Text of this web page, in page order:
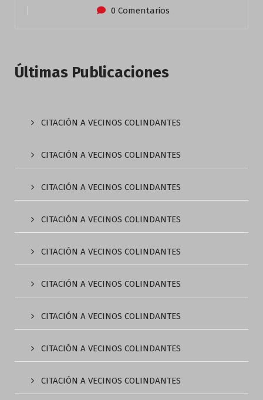
0 Comentarios
Últimas Publicaciones
CITACIÓN A VECINOS COLINDANTES
CITACIÓN A VECINOS COLINDANTES
CITACIÓN A VECINOS COLINDANTES
CITACIÓN A VECINOS COLINDANTES
CITACIÓN A VECINOS COLINDANTES
CITACIÓN A VECINOS COLINDANTES
CITACIÓN A VECINOS COLINDANTES
CITACIÓN A VECINOS COLINDANTES
CITACIÓN A VECINOS COLINDANTES